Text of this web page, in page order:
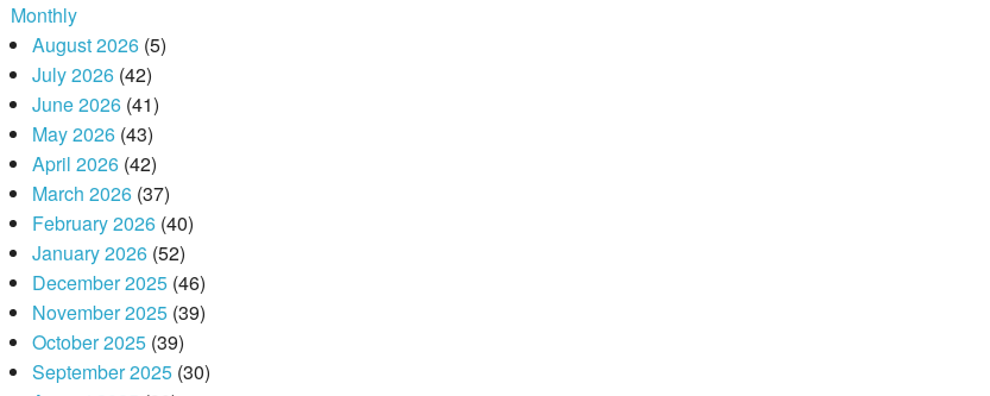
Monthly
August 2026(5)
July 2026(42)
June 2026(41)
May 2026(43)
April 2026(42)
March 2026(37)
February 2026(40)
January 2026(52)
December 2025(46)
November 2025(39)
October 2025(39)
September 2025(30)